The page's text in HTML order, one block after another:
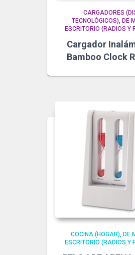
CARGADORES
TECNOLÓGICOS)
DE
ESCRITORIO (RADIOS Y
Cargador
Bamboo Clock
COCINA (HOGAR) DE
ESCRITORIO (RADIOS Y